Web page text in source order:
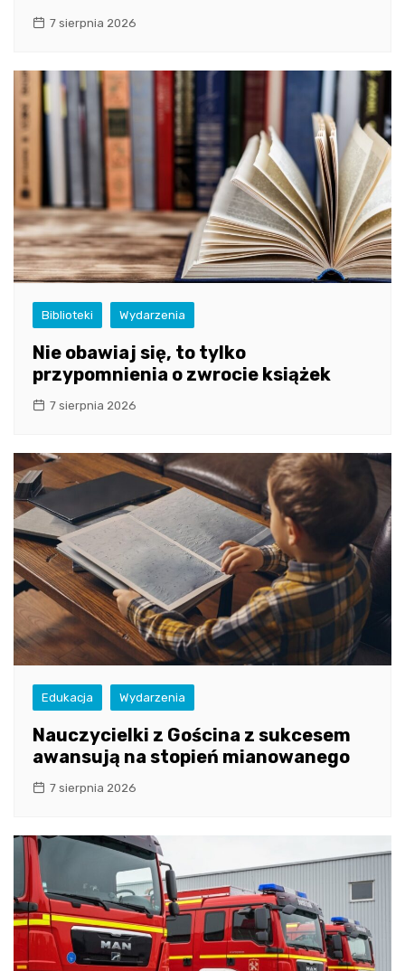
7 sierpnia 2026
Biblioteki Wydarzenia
Nie obawiaj się, to tylko
przypomnienia o zwrocie książek
7 sierpnia 2026
Edukacja Wydarzenia
Nauczycielki z Gościna z sukcesem
awansują na stopień mianowanego
7 sierpnia 2026